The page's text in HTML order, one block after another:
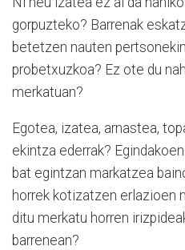
gorpuzteko? Barrenak
betetzen nauten
probetxuzkoa? Ez ote du
merkatuan?
Egotea, izatea, arnastea,
ekintza ederrak?
bat egintzan markatzea
horrek kotizatzen erlazioen
ditu merkatu horren
barrenean?